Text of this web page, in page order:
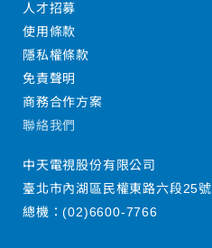
人才招募
使用條款
隱私權條款
免責聲明
商務合作方案
聯絡我們
中天電視股份有限公司
臺北市內湖區民權東路六段25號
總機：(02)6600-7766